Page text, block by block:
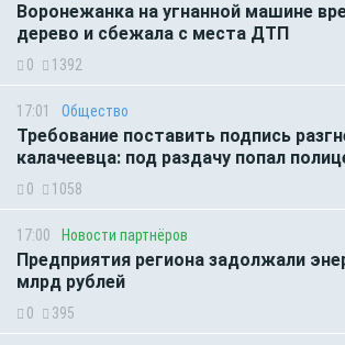
Воронежанка на угнанной машине
дерево и сбежала с места ДТП
0 1392
17:01 Общество
Требование поставить подпись
калачеевца: под раздачу попал
0 1058
17:00 Новости партнёров
Предприятия региона задолжали
млрд рублей
0 395